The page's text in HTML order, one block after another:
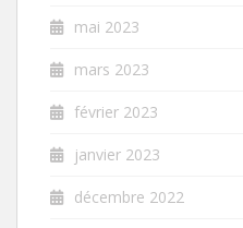
mai 2023
mars 2023
février 2023
janvier 2023
décembre 2022